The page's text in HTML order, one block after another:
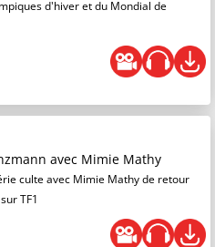
d'hiver et du Mondial de
avec Mimie Mathy
culte avec Mimie Mathy de retour
TF1